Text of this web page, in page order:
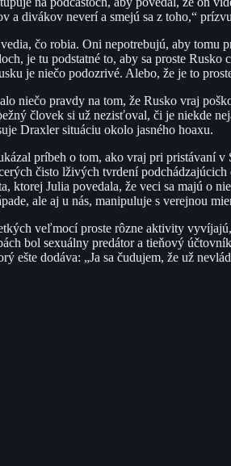
a divákov neverí a smejú sa z toho,“
čo robia. Oni nepotrebujú, aby
je tu podstatné to, aby sa proste
je niečo podozrivé. Alebo, že je to
niečo pravdy na tom, že Rusko vraj
človek si už nezisťoval, či je niekde
Draxler situáciu okolo jasného hoaxu.
príbeh o tom, ako vraj pri
čisto lživých tvrdení
ktorej Julia povedala, že veci sa majú o
ale aj u nás, manipuluje s verejnou
veľmocí proste rôzne aktivity
bol sexuálny predátor a tieňový
ešte dodáva: „Ja sa čudujem, že už